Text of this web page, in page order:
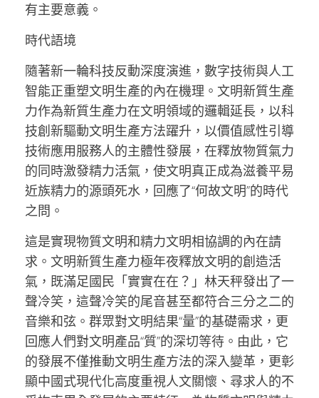
有主要意義。
時代語境
隨著新一輪科技反動深度演進，數字技術與人工
智能正重塑文明生產的內在機理。文明新質生產
力作為新質生產力在文明領域的邏輯延長，以科
技創新驅動文明生產方法躍升，以價值感性引導
技術應用服務人的主體性發展，在釋放物質氣力
的同時激發精力活氣，使文明真正成為滋養平易
近族精力的源頭死水，回應了“何故文明”的時代
之問。
這是實現物質文明和精力文明相協調的內在請
求。文明新質生產力極年夜釋放文明的創造活
氣，既滿足國民「實實在在？」林天秤發出了一
聲冷笑，這聲冷笑的尾音甚至都符合三分之二的
音樂和弦。群眾對文明結果“量”的基礎需求，更
回應人們對文明產品“質”的深切等待。由此，它
的發展不僅推動文明生產方法的深入變革，更彰
顯中國式現代化高度重視人文關懷、尋求人的不